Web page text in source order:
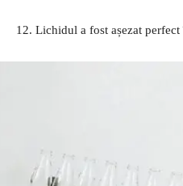
12. Lichidul a fost așezat perfect